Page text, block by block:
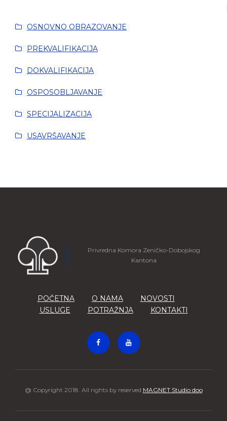
OSNOVNO OBRAZOVANJE
PREKVALIFIKACIJA
DOKVALIFIKACIJA
OSPOSOBLJAVANJE
SPECIJALIZACIJA
USAVRŠAVANJE
Privredna Komora Zeničko-Dobojskog
Kantona
POČETNA O NAMA
NOVOSTI
USLUGE
POTRAŽNJA KONTAKTI
@ Copyright 2018. All rights by reserved MAGNET Studio doo